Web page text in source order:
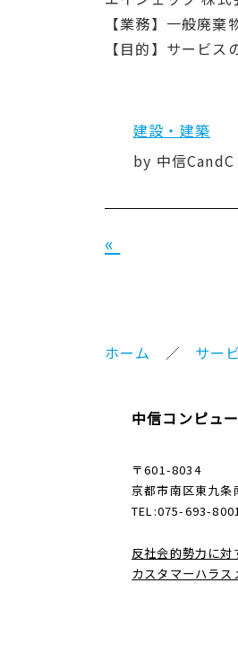
【業務】一般廃
【目的】サービス
建設・建築
by 中信CandC
«
ホーム サー
中信コンピュ
〒601-8034
京都市南区東九
TEL:075-693-
反社会的勢力に
カスタマーハラ